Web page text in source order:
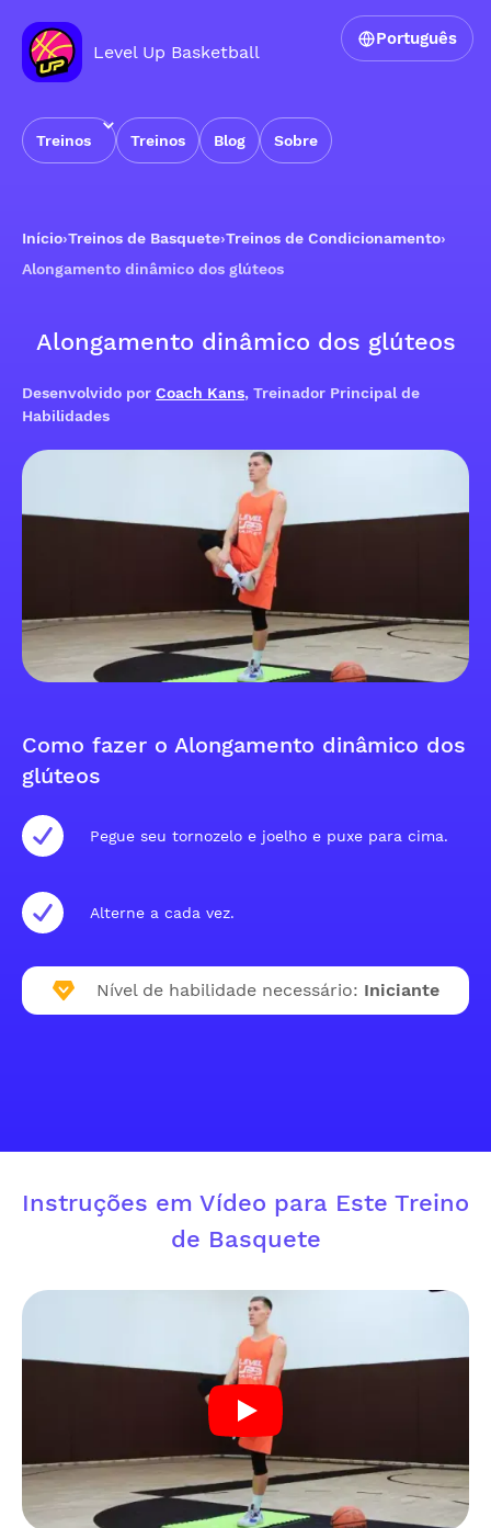
Level Up Basketball
Treinos Treinos Blog Sobre
Português
Início›Treinos de Basquete›Treinos de Condicionamento›
Alongamento dinâmico dos glúteos
Alongamento dinâmico dos glúteos
Desenvolvido por Coach Kans, Treinador Principal de
Habilidades
Como fazer o Alongamento dinâmico dos
glúteos
Pegue seu tornozelo e joelho e puxe para cima.
Alterne a cada vez.
Nível de habilidade necessário: Iniciante
Instruções em Vídeo para Este Treino
de Basquete